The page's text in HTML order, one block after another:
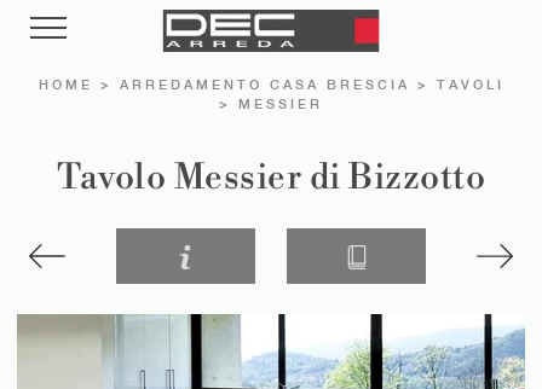
HOME > ARREDAMENTO CASA BRESCIA > TAVOLI
> MESSIER
Tavolo Messier di Bizzotto